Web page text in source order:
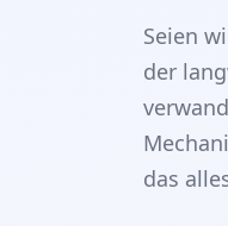
Seien
der
das